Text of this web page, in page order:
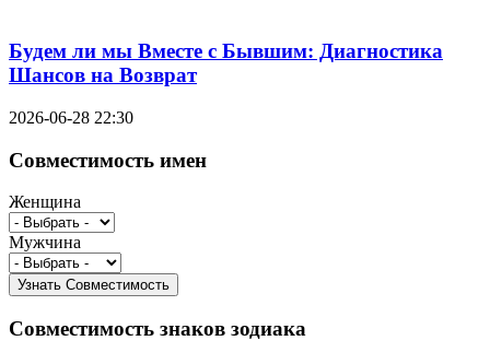
Будем ли мы Вместе с Бывшим: Диагностика
Шансов на Возврат
2026-06-28 22:30
Совместимость имен
Женщина
Мужчина
Совместимость знаков зодиака